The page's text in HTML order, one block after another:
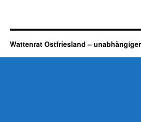
Wattenrat Ostfriesland –